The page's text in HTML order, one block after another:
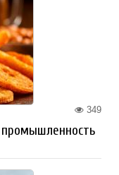
349
промышленность